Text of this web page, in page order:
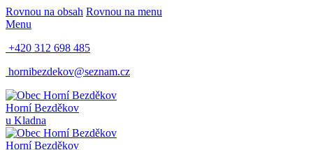
Rovnou na obsah Rovnou na menu
Menu
+420 312 698 485
hornibezdekov@seznam.cz
Horní Bezděkov
u Kladna
Horní Bezděkov